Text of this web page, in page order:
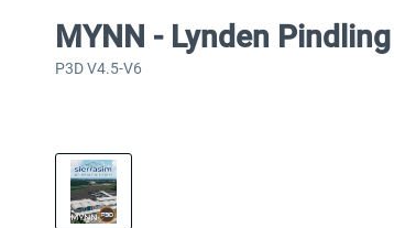
MYNN - Lynden
P3D V4.5-V6